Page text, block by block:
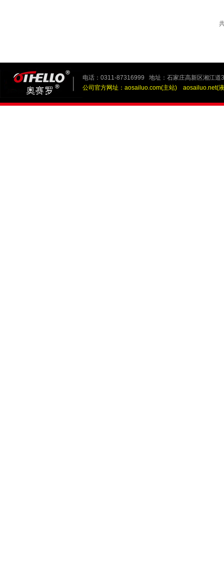
电话：0311-87316999 地址：石家庄高新区湘江道
公司官方网址： aosailuo.com(主站) aosailuo.net(